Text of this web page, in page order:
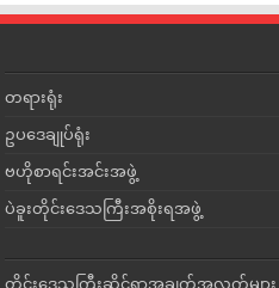
တရားရုံး
ဥပဒေချုပ်ရုံး
ဗဟိုစာရင်းအင်းအဖွဲ့
ပဲခူးတိုင်းဒေသကြီးအစိုးရအဖွဲ့
တိုင်းဒေသကြီးဆိုင်ရာအချက်အလက်များ